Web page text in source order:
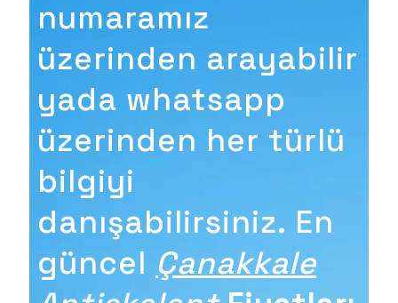
numaramız
üzerinden arayabilir
yada whatsapp
üzerinden her türlü
bilgiyi
danışabilirsiniz. En
güncel Çanakkale